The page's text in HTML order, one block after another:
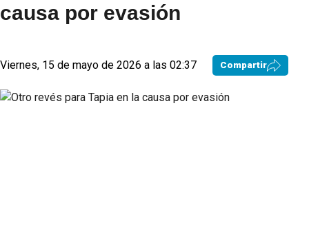
causa por evasión
Viernes, 15 de mayo de 2026 a las 02:37 Compartir